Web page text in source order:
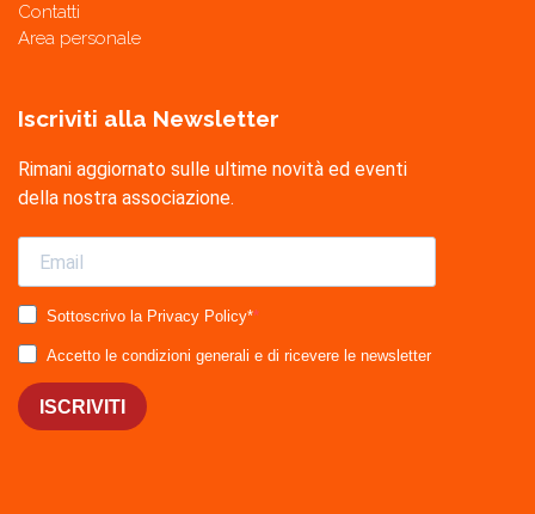
Contatti
Area personale
Iscriviti alla Newsletter
Rimani aggiornato sulle ultime novità ed eventi
della nostra associazione.
Sottoscrivo la Privacy Policy*
Accetto le condizioni generali e di ricevere le newsletter
ISCRIVITI